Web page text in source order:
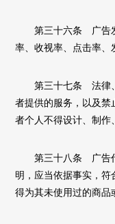
第三十六条 广告发
率、收视率、点击率、
第三十七条 法律、
者提供的服务，以及禁
者个人不得设计、制作
第三十八条 广告代
明，应当依据事实，符
得为其未使用过的商品